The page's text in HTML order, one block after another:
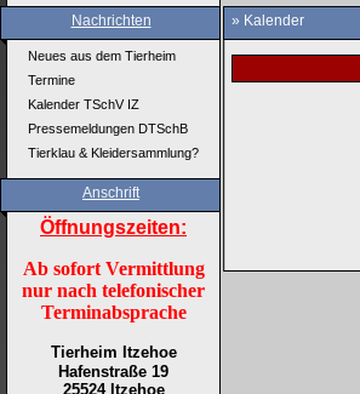
Nachrichten
Neues aus dem Tierheim
Termine
Kalender TSchV IZ
Pressemeldungen DTSchB
Tierklau & Kleidersammlung?
Anschrift
Öffnungszeiten:
Ab sofort Vermittlung
nur nach telefonischer
Terminabsprache
Tierheim Itzehoe
Hafenstraße 19
25524 Itzehoe
» Kalender